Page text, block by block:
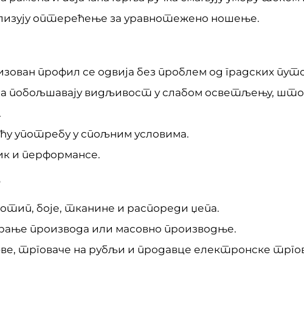
оптерећење за уравнотежено ношење.
профил се одвија без проблем од градских
побољшавају видљивост у слабом осветљењу, што
употребу у спољним условима.
и перформансе.
боје, тканине и распореди џепа.
производа или масовно производње.
трговаче на рубљи и продавце електронске